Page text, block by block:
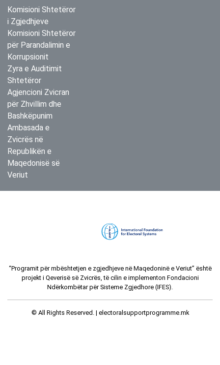
Komisioni Shtetëror
i Zgjedhjeve
Komisioni Shtetëror
për Parandalimin e
Korrupsionit
Zyra e Auditimit
Shtetëror
Agjencioni Zvicran
për Zhvillim dhe
Bashkëpunim
Ambasada e
Zvicrës në
Republikën e
Maqedonisë së
Veriut
“Programit për mbështetjen e zgjedhjeve në Maqedoninë e Veriut” është
projekt i Qeverisë së Zvicrës, të cilin e implementon Fondacioni
Ndërkombëtar për Sisteme Zgjedhore (IFES).
© All Rights Reserved. | electoralsupportprogramme.mk